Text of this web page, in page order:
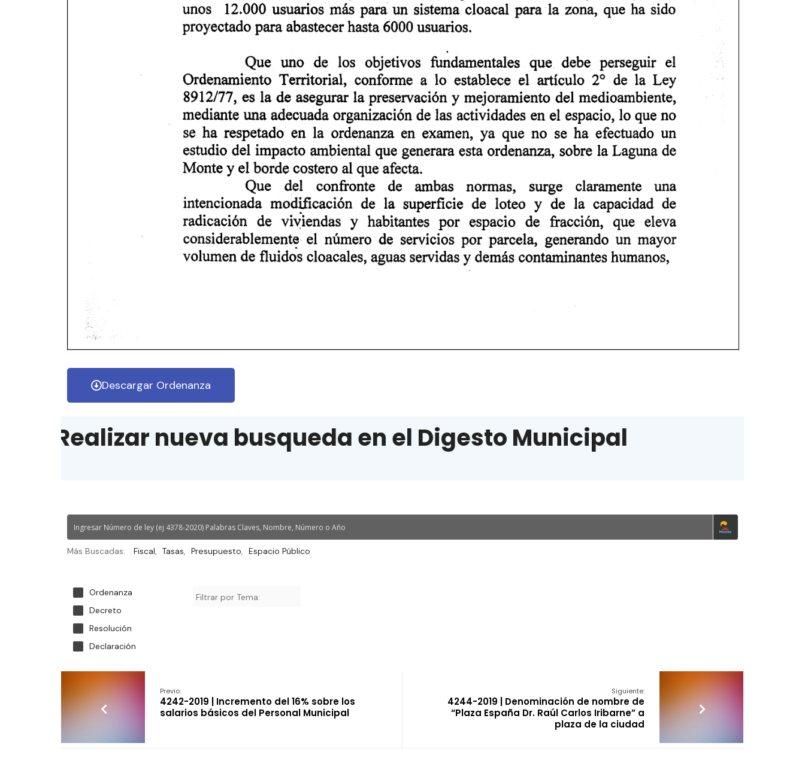
Descargar Ordenanza
Realizar nueva busqueda en el Digesto Municipal
Más Buscadas: Fiscal Tasas Presupuesto Espacio Público
Ordenanza
Decreto
Resolución
Declaración
Previo:
4242-2019 | Incremento del 16% sobre los
salarios básicos del Personal Municipal
Siguiente:
4244-2019 | Denominación de nombre de
“Plaza España Dr. Raúl Carlos Iribarne” a
plaza de la ciudad